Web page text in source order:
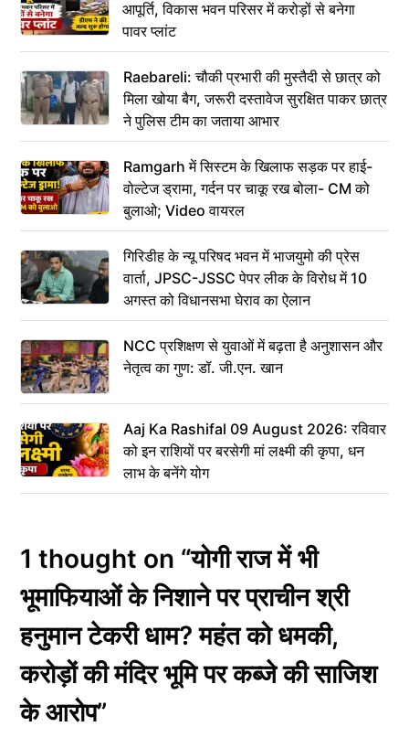
आपूर्ति, विकास भवन परिसर में करोड़ों से बनेगा
पावर प्लांट
Raebareli: चौकी प्रभारी की मुस्तैदी से छात्र को
मिला खोया बैग, जरूरी दस्तावेज सुरक्षित पाकर छात्र
ने पुलिस टीम का जताया आभार
Ramgarh में सिस्टम के खिलाफ सड़क पर हाई-
वोल्टेज ड्रामा, गर्दन पर चाकू रख बोला- CM को
बुलाओ; Video वायरल
गिरिडीह के न्यू परिषद भवन में भाजयुमो की प्रेस
वार्ता, JPSC-JSSC पेपर लीक के विरोध में 10
अगस्त को विधानसभा घेराव का ऐलान
NCC प्रशिक्षण से युवाओं में बढ़ता है अनुशासन और
नेतृत्व का गुण: डॉ. जी.एन. खान
Aaj Ka Rashifal 09 August 2026: रविवार
को इन राशियों पर बरसेगी मां लक्ष्मी की कृपा, धन
लाभ के बनेंगे योग
1 thought on “योगी राज में भी
भूमाफियाओं के निशाने पर प्राचीन श्री
हनुमान टेकरी धाम? महंत को धमकी,
करोड़ों की मंदिर भूमि पर कब्जे की साजिश
के आरोप”